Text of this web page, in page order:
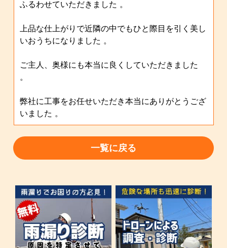
ふるわせていただきました 。
上品な仕上がりで近隣の中でもひと際目を引く美し
いおうちになりました 。
ご主人、奥様にも本当に良くしていただきました
。
弊社に工事をお任せいただき本当にありがとうござ
いました 。
一覧に戻る